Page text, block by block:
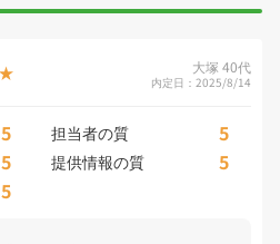
大塚 40代
内定日：2025/8/14
5 担当者の質 5
5 提供情報の質 5
5